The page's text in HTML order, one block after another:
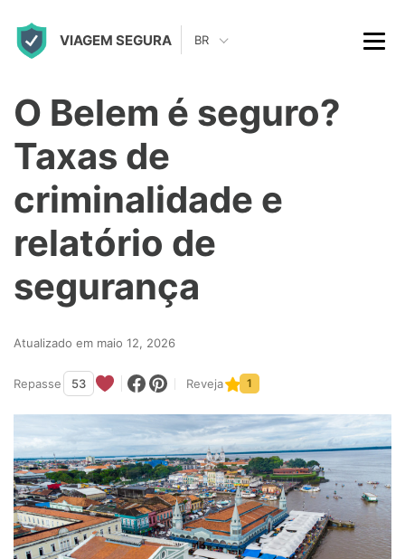
VIAGEM SEGURA BR
O Belem é seguro?
Taxas de
criminalidade e
relatório de
segurança
Atualizado em maio 12, 2026
Repasse 53 Reveja 1